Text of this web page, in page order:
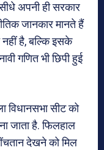
अपनी ही सरकार
जानकार मानते हैं
नहीं है, बल्कि इसके
गणित भी छिपी हुई
विधानसभा सीट को
जाता है. फिलहाल
देखने को मिल